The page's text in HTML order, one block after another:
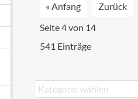
« Anfang Zurück
Seite 4 von 14
541 Einträge
Kategorie wählen